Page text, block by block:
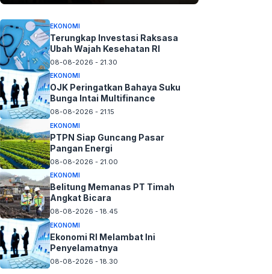
EKONOMI
Terungkap Investasi Raksasa
Ubah Wajah Kesehatan RI
08-08-2026 - 21.30
EKONOMI
OJK Peringatkan Bahaya Suku
Bunga Intai Multifinance
08-08-2026 - 21.15
EKONOMI
PTPN Siap Guncang Pasar
Pangan Energi
08-08-2026 - 21.00
EKONOMI
Belitung Memanas PT Timah
Angkat Bicara
08-08-2026 - 18.45
EKONOMI
Ekonomi RI Melambat Ini
Penyelamatnya
08-08-2026 - 18.30